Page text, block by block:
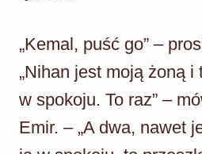
„Kemal, puść go” –
„Nihan jest moją żoną
w spokoju. To raz” –
Emir. – „A dwa, nawet